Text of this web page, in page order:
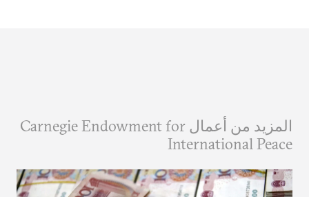
المزيد من أعمال Carnegie Endowment for
International Peace